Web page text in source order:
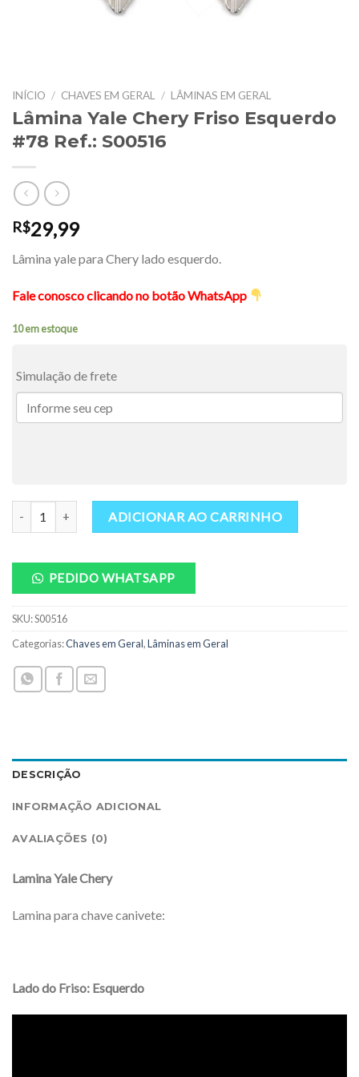
INÍCIO / CHAVES EM GERAL / LÂMINAS EM GERAL
Lâmina Yale Chery Friso Esquerdo
#78 Ref.: S00516
R$29,99
Lâmina yale para Chery lado esquerdo.
Fale conosco clicando no botão WhatsApp
10 em estoque
Simulação de frete
Lâmina Yale Chery Friso Esquerdo #78 Ref.: S00516 quantidade
ADICIONAR AO CARRINHO
PEDIDO WHATSAPP
SKU:S00516
Categorias:Chaves em Geral,Lâminas em Geral
DESCRIÇÃO
INFORMAÇÃO ADICIONAL
AVALIAÇÕES (0)
Lamina Yale Chery
Lamina para chave canivete:
Lado do Friso: Esquerdo